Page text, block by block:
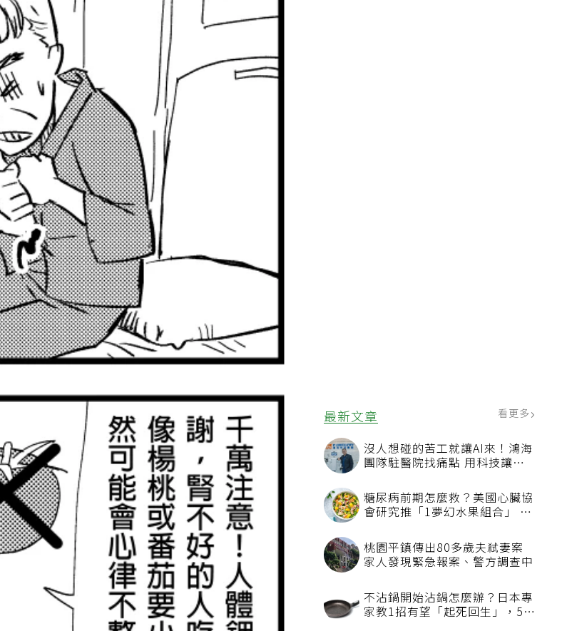
最新文章 看更多
沒人想碰的苦工就讓AI來！鴻海
團隊駐醫院找痛點 用科技讓醫
糖尿病前期怎麼救？美國心臟協
會研究推「1夢幻水果組合」 酪
桃園平鎮傳出80多歲夫弒妻案
家人發現緊急報案、警方調查中
不沾鍋開始沾鍋怎麼辦？日本專
家教1招有望「起死回生」，5情